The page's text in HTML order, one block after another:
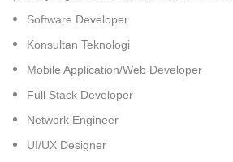
Software Developer
Konsultan Teknologi
Mobile Application/Web Developer
Full Stack Developer
Network Engineer
UI/UX Designer